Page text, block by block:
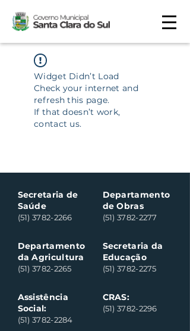
Widget Didn’t Load
Check your internet and
refresh this page.
If that doesn’t work,
contact us.
Secretaria de
Saúde
(51) 3782-2266
Departamento
da Agricultura
(51) 3782-2265
Assistência
Social:
(51) 3782-2284
Departamento
de Obras
(51) 3782-2277
Secretaria da
Educação
(51) 3782-2275
CRAS:
(51) 3782-2296